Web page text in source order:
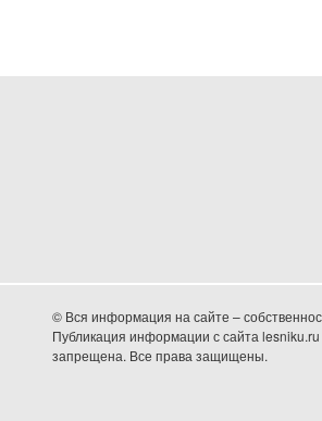
© Вся информация на сайте –
Публикация информации с сайта
запрещена. Все права защищены.